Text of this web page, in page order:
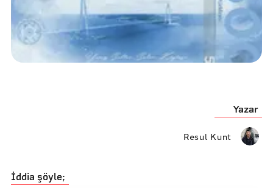
Yazar
Resul Kunt
İddia şöyle;